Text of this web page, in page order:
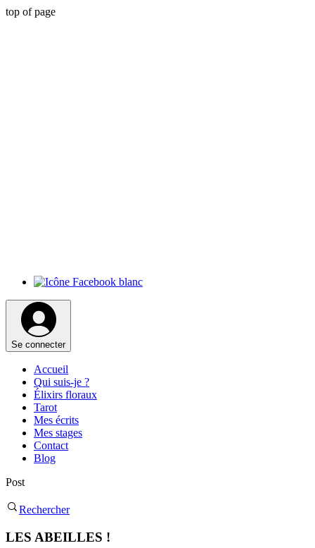
top of page
Se connecter
Accueil
Qui suis-je ?
Élixirs floraux
Tarot
Mes écrits
Mes stages
Contact
Blog
Post
Rechercher
LES ABEILLES !